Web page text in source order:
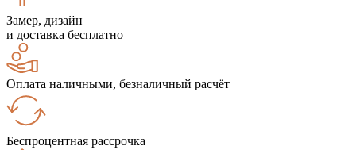
Замер, дизайн
и доставка бесплатно
Оплата наличными, безналичный расчёт
Беспроцентная рассрочка